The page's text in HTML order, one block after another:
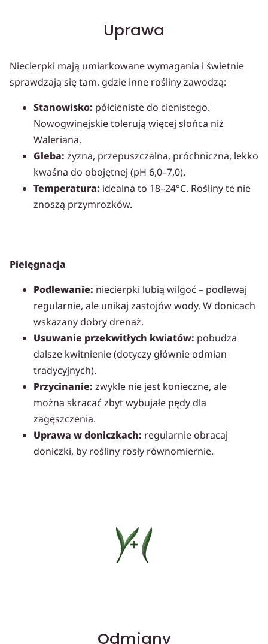
Uprawa
Niecierpki mają umiarkowane wymagania i świetnie
sprawdzają się tam, gdzie inne rośliny zawodzą:
Stanowisko: półcieniste do cienistego.
Nowogwinejskie tolerują więcej słońca niż
Waleriana.
Gleba: żyzna, przepuszczalna, próchniczna, lekko
kwaśna do obojętnej (pH 6,0–7,0).
Temperatura: idealna to 18–24°C. Rośliny te nie
znoszą przymrozków.
Pielęgnacja
Podlewanie: niecierpki lubią wilgoć – podlewaj
regularnie, ale unikaj zastojów wody. W donicach
wskazany dobry drenaż.
Usuwanie przekwitłych kwiatów: pobudza
dalsze kwitnienie (dotyczy głównie odmian
tradycyjnych).
Przycinanie: zwykle nie jest konieczne, ale
można skracać zbyt wybujałe pędy dla
zagęszczenia.
Uprawa w doniczkach: regularnie obracaj
doniczki, by rośliny rosły równomiernie.
Odmiany